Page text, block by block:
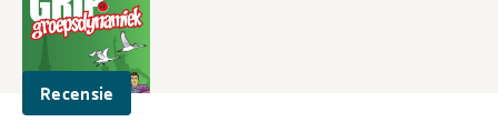
Recensie